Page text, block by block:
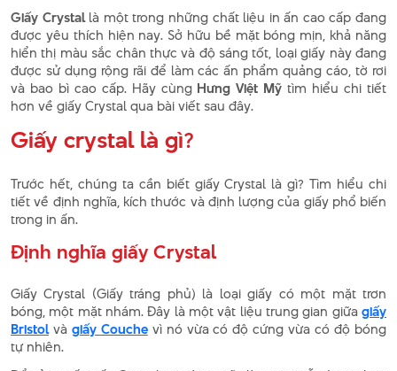
Giấy Crystallà một trong những chất liệu in ấn cao cấp đang
được yêu thích hiện nay. Sở hữu bề mặt bóng mịn, khả năng
hiển thị màu sắc chân thực và độ sáng tốt, loại giấy này đang
được sử dụng rộng rãi để làm các ấn phẩm quảng cáo, tờ rơi
và bao bì cao cấp. Hãy cùng Hưng Việt Mỹ tìm hiểu chi tiết
hơn về giấy Crystal qua bài viết sau đây.
Giấy crystal là gì?
Trước hết, chúng ta cần biết giấy Crystal là gì? Tìm hiểu chi
tiết về định nghĩa, kích thước và định lượng của giấy phổ biến
trong in ấn.
Định nghĩa giấy Crystal
Giấy Crystal (Giấy tráng phủ) là loại giấy có một mặt trơn
bóng, một mặt nhám. Đây là một vật liệu trung gian giữagiấy
Bristolvà giấy Couchevì nó vừa có độ cứng vừa có độ bóng
tự nhiên.